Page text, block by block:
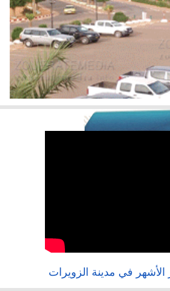
الأشهر في مدينة الزويرات